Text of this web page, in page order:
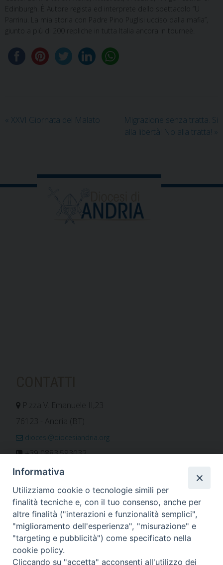
Edinburgh. È Autore regista ed interprete dello spettacolo “U
Parrinu. La mia storia con Padre Pino Puglisi ucciso dalla mafia”,
giunto a più di 200 repliche in tutta Italia ancora in tourneè.
« XXVI Giornata del Malato
Migrazione senza tratta. Si
alla libertà! No alla tratta! »
P.zza V. Emanuele II,23
76123 - Andria (BT)
diocesi@diocesiandria.org
+39 0883.593032
+39 0883.592596
ORARIO E CALENDARI
Orari uffici
Calendario diocesano
Orario messe
Informativa
Utilizziamo cookie o tecnologie simili per
finalità tecniche e, con il tuo consenso, anche per
altre finalità ("interazioni e funzionalità semplici",
"miglioramento dell'esperienza", "misurazione" e
"targeting e pubblicità") come specificato nella
cookie policy.
Cliccando su "accetta" acconsenti all'utilizzo dei